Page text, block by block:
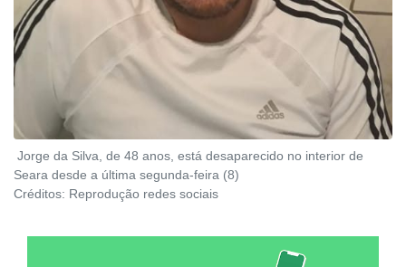
Jorge da Silva, de 48 anos, está desaparecido no interior de
Seara desde a última segunda-feira (8)
Créditos: Reprodução redes sociais